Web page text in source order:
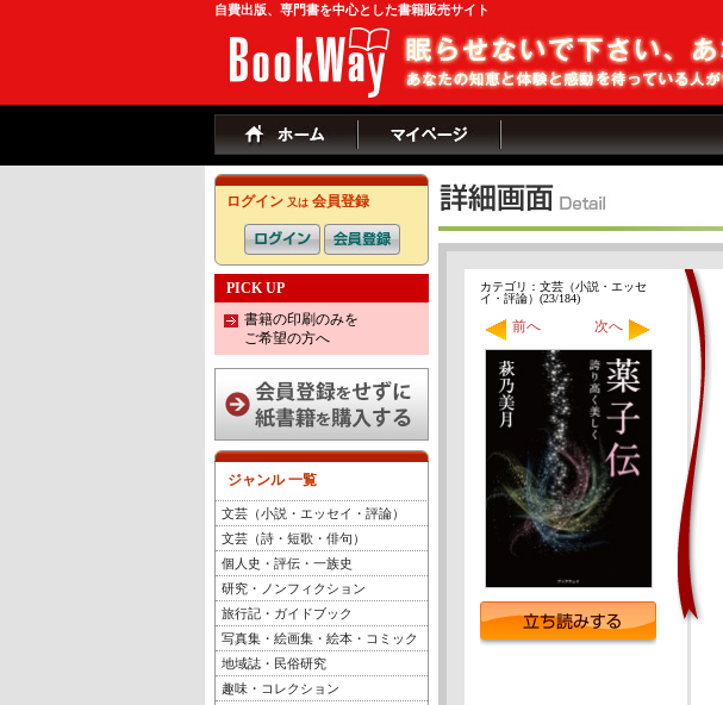
自費出版、専門書を中心とした書籍販売サイト
ログイン 又は 会員登録
PICK UP
書籍の印刷のみを
ご希望の方へ
ジャンル 一覧
文芸（小説・エッセイ・評論）
文芸（詩・短歌・俳句）
個人史・評伝・一族史
研究・ノンフィクション
旅行記・ガイドブック
写真集・絵画集・絵本・コミック
地域誌・民俗研究
趣味・コレクション
カテゴリ：文芸（小説・エッセ
イ・評論）(23/184)
前へ 次へ